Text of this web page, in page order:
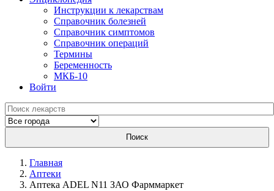
Инструкции к лекарствам
Справочник болезней
Справочник симптомов
Справочник операций
Термины
Беременность
МКБ-10
Войти
Поиск
Главная
Аптеки
Аптека ADEL N11 ЗАО Фарммаркет